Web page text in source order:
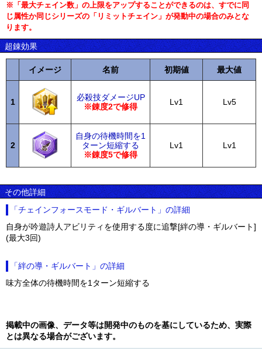
※「最大チェイン数」の上限をアップすることができるのは、すでに同
じ属性か同じシリーズの「リミットチェイン」が発動中の場合のみとな
ります。
超錬効果
イメージ 名前 初期値 最大値
1
必殺技ダメージUP
※錬度2で修得
Lv1 Lv5
2
自身の待機時間を1
ターン短縮する
※錬度5で修得
Lv1 Lv1
その他詳細
「チェインフォースモード・ギルバート」の詳細
自身が吟遊詩人アビリティを使用する度に追撃[絆の導・ギルバート]
(最大3回)
「絆の導・ギルバート」の詳細
味方全体の待機時間を1ターン短縮する
掲載中の画像、データ等は開発中のものを基にしているため、実際
とは異なる場合がございます。